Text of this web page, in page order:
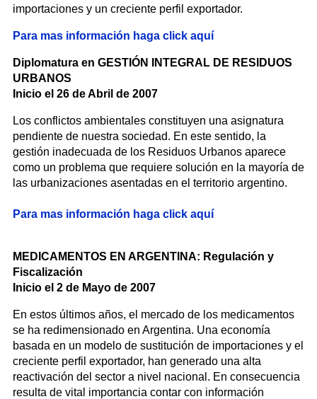
importaciones y un creciente perfil exportador.
Para mas información haga click aquí
Diplomatura en GESTIÓN INTEGRAL DE RESIDUOS
URBANOS
Inicio el 26 de Abril de 2007
Los conflictos ambientales constituyen una asignatura
pendiente de nuestra sociedad. En este sentido, la
gestión inadecuada de los Residuos Urbanos aparece
como un problema que requiere solución en la mayoría de
las urbanizaciones asentadas en el territorio argentino.
Para mas información haga click aquí
MEDICAMENTOS EN ARGENTINA: Regulación y
Fiscalización
Inicio el 2 de Mayo de 2007
En estos últimos años, el mercado de los medicamentos
se ha redimensionado en Argentina. Una economía
basada en un modelo de sustitución de importaciones y el
creciente perfil exportador, han generado una alta
reactivación del sector a nivel nacional. En consecuencia
resulta de vital importancia contar con información